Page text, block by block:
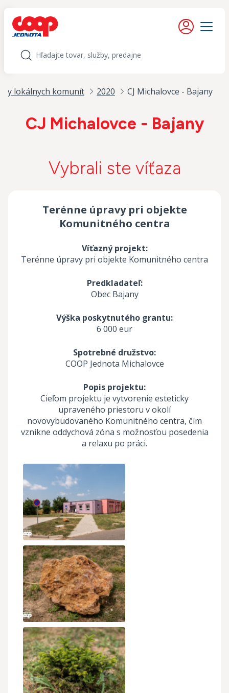
Moje konto
Menu
Hľadať
lokálnych komunít 2020 CJ Michalovce - Bajany
CJ Michalovce - Bajany
Vybrali ste víťaza
Terénne úpravy pri objekte
Komunitného centra
Víťazný projekt:
Terénne úpravy pri objekte Komunitného centra
Predkladateľ:
Obec Bajany
Výška poskytnutého grantu:
6 000 eur
Spotrebné družstvo:
COOP Jednota Michalovce
Popis projektu:
Cieľom projektu je vytvorenie esteticky
upraveného priestoru v okolí
novovybudovaného Komunitného centra, čím
vznikne oddychová zóna s možnosťou posedenia
a relaxu po práci.